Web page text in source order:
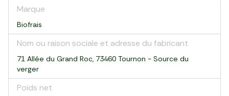
Marque
Biofrais
Nom ou raison sociale et adresse du fabricant
71 Allée du Grand Roc, 73460 Tournon - Source du
verger
Poids net